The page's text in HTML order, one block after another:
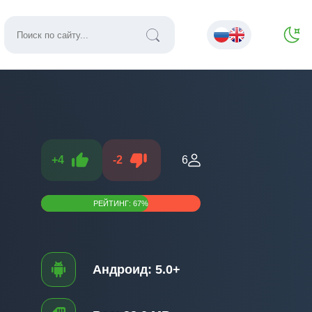
+4 -2 6
РЕЙТИНГ:67%
Андроид: 5.0+